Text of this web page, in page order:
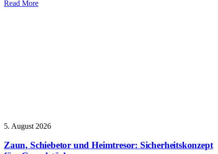
Read More
5. August 2026
Zaun, Schiebetor und Heimtresor: Sicherheitskonzept